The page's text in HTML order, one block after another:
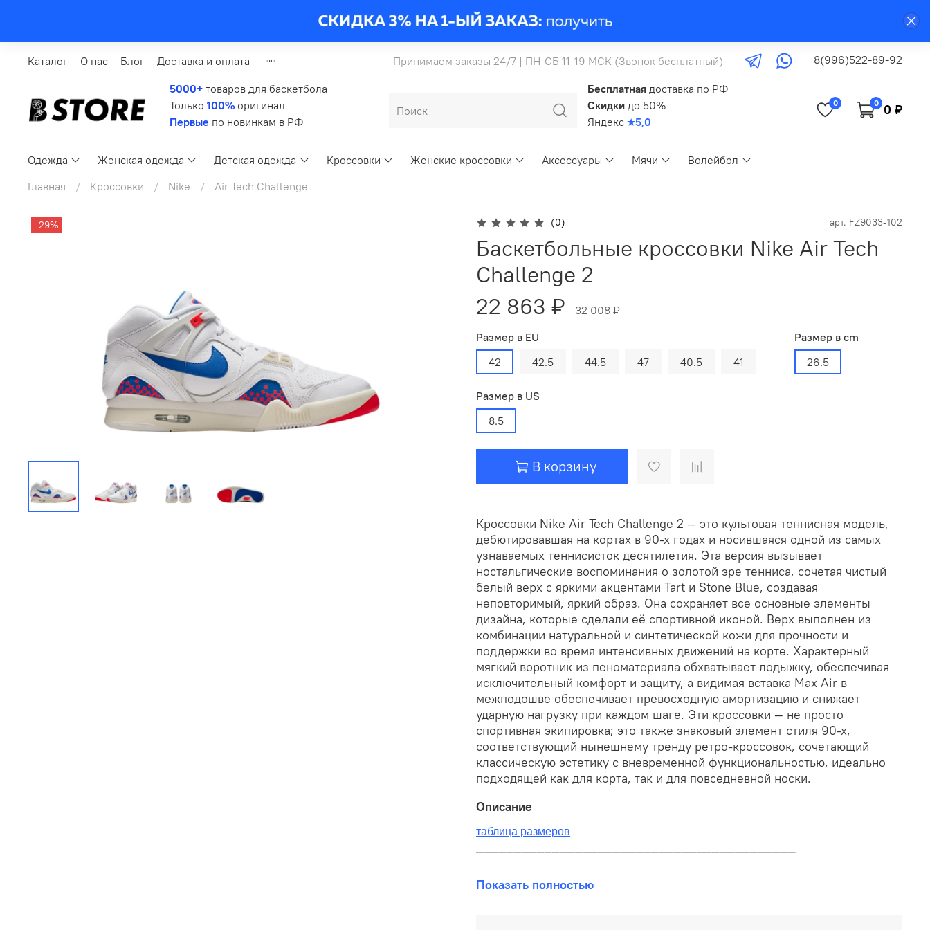
Каталог О нас Блог Доставка и оплата Принимаем заказы 24/7 | ПН-СБ 11-19 МСК (Звонок бесплатный) 8(996)522-89-92
5000+ товаров для баскетбола
Только 100% оригинал
Первые по новинкам в РФ
Бесплатная доставка по РФ
Скидки до 50%
Яндекс ★5,0
0 0 0 ₽
Одежда Женская одежда Детская одежда Кроссовки Женские кроссовки Аксессуары Мячи
Волейбол
Главная
Кроссовки Nike Air Tech Challenge
-29% (0) арт. FZ9033-102
Баскетбольные кроссовки Nike Air Tech
Challenge 2
22 863 ₽
32 008 ₽
Размер в EU
42
42.5 44.5 47 40.5 41
Размер в cm
26.5
Размер в US
8.5
В корзину
Кроссовки Nike Air Tech Challenge 2 — это культовая теннисная модель,
дебютировавшая на кортах в 90-х годах и носившаяся одной из самых
узнаваемых теннисисток десятилетия. Эта версия вызывает
ностальгические воспоминания о золотой эре тенниса, сочетая чистый
белый верх с яркими акцентами Tart и Stone Blue, создавая
неповторимый, яркий образ. Она сохраняет все основные элементы
дизайна, которые сделали её спортивной иконой. Верх выполнен из
комбинации натуральной и синтетической кожи для прочности и
поддержки во время интенсивных движений на корте. Характерный
мягкий воротник из пеноматериала обхватывает лодыжку, обеспечивая
исключительный комфорт и защиту, а видимая вставка Max Air в
межподошве обеспечивает превосходную амортизацию и снижает
ударную нагрузку при каждом шаге. Эти кроссовки — не просто
спортивная экипировка; это также знаковый элемент стиля 90-х,
соответствующий нынешнему тренду ретро-кроссовок, сочетающий
классическую эстетику с вневременной функциональностью, идеально
подходящей как для корта, так и для повседневной носки.
Описание
таблица размеров
Показать полностью